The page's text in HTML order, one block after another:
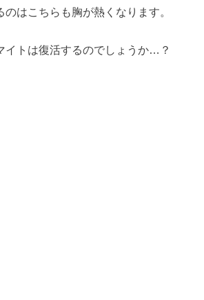
はこちらも胸が熱くなります。
イトは復活するのでしょうか…？